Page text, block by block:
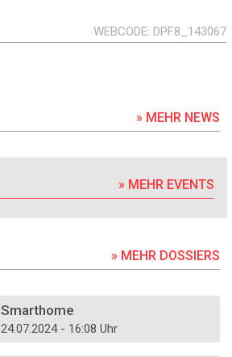
WEBCODE DPF8_143067
» MEHR NEWS
» MEHR EVENTS
» MEHR DOSSIERS
Smarthome
24.07.2024 - 16:08 Uhr